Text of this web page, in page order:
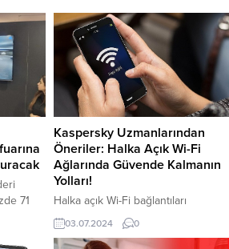
güçlendirecek yeni kart paketleri
sunuyor Konami Digital
Entertainment B.V. bugün,
eFootball™ 2023‘ün konsol
sürümüne ‘Friend Match’ (Dostluk
Maçı) modunun eklediğini duyurdu.
Çevrimiçi topluluğun büyük bir
kısmının bu özelliği talep etmesiyle,
kullanıcılar artık Rüya Takımlarını
kullanabilir, arkadaşlarıyla...
71
Kaspersky Uzmanlarından
Öneriler: Halka Açık Wi-Fi
Ağlarında Güvende Kalmanın
Yolları!
Halka açık Wi-Fi bağlantıları
kafelerde, havaalanlarında, tatil ya
da iş seyahatleri sırasında ve
03.07.2024 0